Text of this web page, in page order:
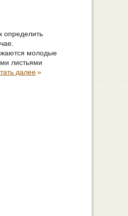
определить
молодые
листьями
далее»